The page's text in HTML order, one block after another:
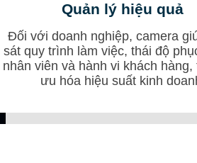
Quản lý hiệu quả
Đối với doanh nghiệp, camera
sát quy trình làm việc, thái độ
nhân viên và hành vi khách hàng,
ưu hóa hiệu suất kinh